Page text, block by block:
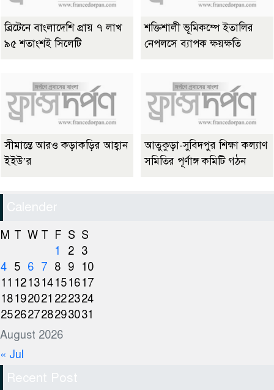
ব্রিটেনে বাংলাদেশি প্রায় ৭ লাখ
৯৫ শতাংশই সিলেটি
শক্তিশালী ভূমিকম্পে ইতালির
নেপলসে ব্যাপক ক্ষয়ক্ষতি
সীমান্তে আরও কড়াকড়ির আহ্বান
ইইউ’র
আতুকুড়া-সুবিদপুর শিক্ষা কল্যাণ
সমিতির পূর্ণাঙ্গ কমিটি গঠন
Calender
August 2026
M T W T F S S
1
2 3
4 5 6 7 8 9
10
11 121314151617
18192021 222324
25262728293031
« Jul
Recent Post